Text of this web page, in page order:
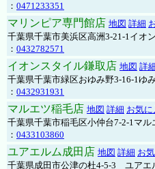
： 0471233351
マリンピア専門館店 地図 詳細
千葉県千葉市美浜区高洲3-21-1イオ
： 0432782571
イオンスタイル鎌取店 地図 詳
千葉県千葉市緑区おゆみ野3-16-1ゆ
： 0432931931
マルエツ稲毛店 地図 詳細 お気
千葉県千葉市稲毛区小仲台7-2-1マル
： 0433103860
ユアエルム成田店 地図 詳細 お
千葉県成田市公津の杜4-5-3 ユアエ